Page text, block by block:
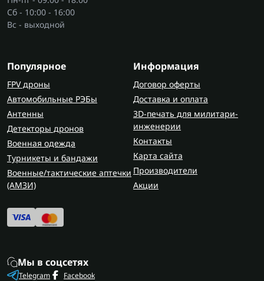
Сб - 10:00 - 16:00
Вс - выходной
Популярное
FPV дроны
Автомобильные РЭБы
Антенны
Детекторы дронов
Военная одежда
Турникеты и бандажи
Военные/тактические аптечки
(AMЗИ)
Информация
Договор оферты
Доставка и оплата
3D-печать для милитари-
инженерии
Контакты
Карта сайта
Производители
Акции
Мы в соцсетях
Telegram Facebook